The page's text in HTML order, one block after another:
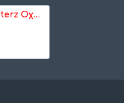
As Company Teamsterz Οχήματα Car Transporter (2 Σχέδια) (7535-73621)